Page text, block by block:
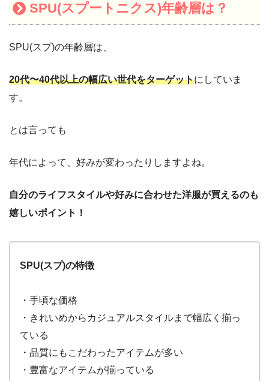
SPU(スプートニクス)年齢層は？
SPU(スプ)の年齢層は、
20代〜40代以上の幅広い世代をターゲットにしていま
す。
とは言っても
年代によって、好みが変わったりしますよね。
自分のライフスタイルや好みに合わせた洋服が買えるのも
嬉しいポイント！
SPU(スプ)の特徴
・手頃な価格
・きれいめからカジュアルスタイルまで幅広く揃っ
ている
・品質にもこだわったアイテムが多い
・豊富なアイテムが揃っている